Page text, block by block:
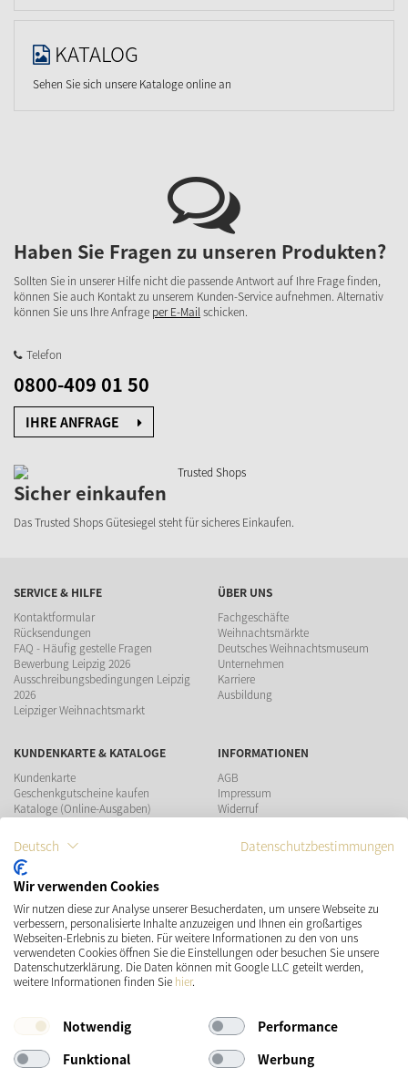
KATALOG
Sehen Sie sich unsere Kataloge online an
Haben Sie Fragen zu unseren Produkten?
Sollten Sie in unserer Hilfe nicht die passende Antwort auf Ihre Frage finden,
können Sie auch Kontakt zu unserem Kunden-Service aufnehmen. Alternativ
können Sie uns Ihre Anfrage per E-Mailschicken.
Telefon
0800-409 01 50
IHRE ANFRAGE
Sicher einkaufen
Das Trusted Shops Gütesiegel steht für sicheres Einkaufen.
SERVICE & HILFE
Kontaktformular
Rücksendungen
FAQ - Häufig gestelle Fragen
Bewerbung Leipzig 2026
Ausschreibungsbedingungen Leipzig
2026
Leipziger Weihnachtsmarkt
ÜBER UNS
Fachgeschäfte
Weihnachtsmärkte
Deutsches Weihnachtsmuseum
Unternehmen
Karriere
Ausbildung
KUNDENKARTE & KATALOGE
Kundenkarte
Geschenkgutscheine kaufen
Kataloge (Online-Ausgaben)
INFORMATIONEN
AGB
Impressum
Widerruf
Teilnahmebedingungen Gewinnspiel
ZAHLUNGSMÖGLICHKEITEN
VERSAND SOCIAL MEDIA
Deutsch Datenschutzbestimmungen
Wir verwenden Cookies
Wir nutzen diese zur Analyse unserer Besucherdaten, um unsere Webseite zu
verbessern, personalisierte Inhalte anzuzeigen und Ihnen ein großartiges
Webseiten-Erlebnis zu bieten. Für weitere Informationen zu den von uns
verwendeten Cookies öffnen Sie die Einstellungen oder besuchen Sie unsere
Datenschutzerklärung. Die Daten können mit Google LLC geteilt werden,
weitere Informationen finden Sie hier.
Notwendig
Performance
Funktional
Werbung